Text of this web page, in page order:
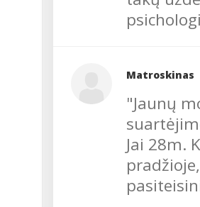
Matroskinas
"Jaunų
Jai 28m.